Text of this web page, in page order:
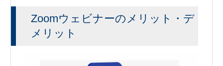
Zoomウェビナーのメリット・デ
メリット